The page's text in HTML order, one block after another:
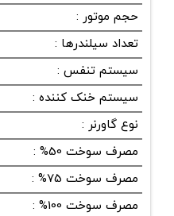
حجم موتور :
تعداد سیلندرها :
سیستم تنفس :
سیستم خنک کننده :
نوع گاورنر :
مصرف سوخت 50%
:
مصرف سوخت 75%
:
مصرف سوخت 100%
: